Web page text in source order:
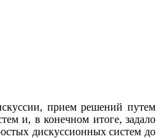
прием решений путем
и, в конечном итоге, задало
дискуссионных систем до